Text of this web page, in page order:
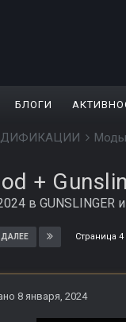
БЛОГИ
+
в GUNSLINGER
ДАЛЕЕ Страница
8 января, 2024